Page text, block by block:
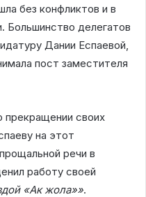
без конфликтов и в
Большинство делегатов
Дании Еспаевой,
пост заместителя
своих
на этот
речи в
работу своей
«Ак жола»».